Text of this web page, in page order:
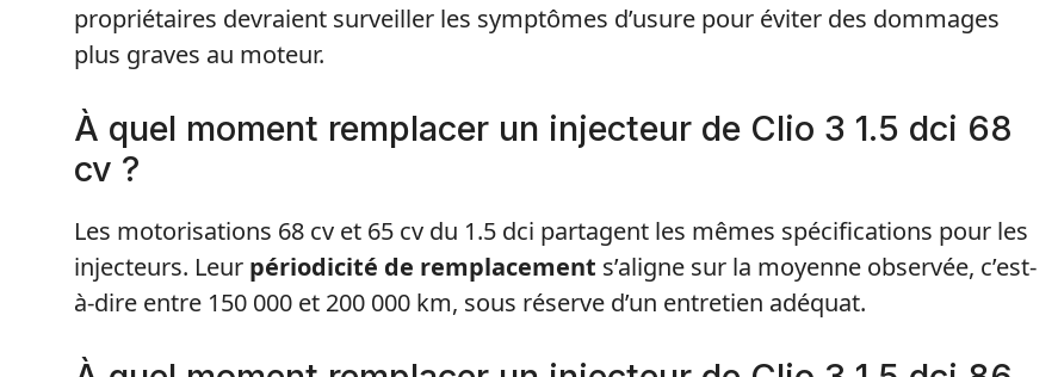
propriétaires devraient surveiller les symptômes d’usure pour éviter des dommages
plus graves au moteur.
À quel moment remplacer un injecteur de Clio 3 1.5 dci 68
cv ?
Les motorisations 68 cv et 65 cv du 1.5 dci partagent les mêmes spécifications pour les
injecteurs. Leur périodicité de remplacement s’aligne sur la moyenne observée, c’est-
à-dire entre 150 000 et 200 000 km, sous réserve d’un entretien adéquat.